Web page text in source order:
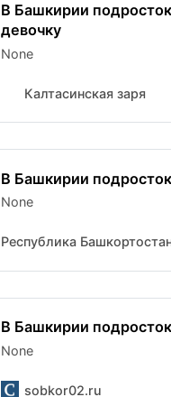
В Башкирии
девочку
None
Калтасинская заря
В Башкирии
None
Республика
В Башкирии
None
sobkor02.ru